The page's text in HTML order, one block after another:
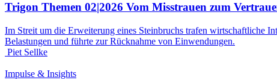
Trigon Themen 02|2026 Vom Misstrauen zum
Im Streit um die Erweiterung eines Steinbruchs trafen wirtschaftliche
Belastungen und führte zur Rücknahme von Einwendungen.
Piet Sellke
Impulse & Insights